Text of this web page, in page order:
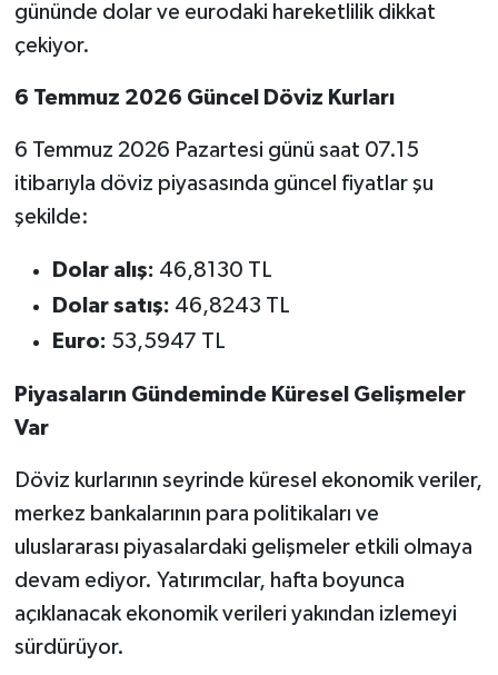
gününde dolar ve eurodaki hareketlilik dikkat
çekiyor.
6 Temmuz 2026 Güncel Döviz Kurları
6 Temmuz 2026 Pazartesi günü saat 07.15
itibarıyla döviz piyasasında güncel fiyatlar şu
şekilde:
Dolar alış: 46,8130 TL
Dolar satış: 46,8243 TL
Euro: 53,5947 TL
Piyasaların Gündeminde Küresel Gelişmeler
Var
Döviz kurlarının seyrinde küresel ekonomik veriler,
merkez bankalarının para politikaları ve
uluslararası piyasalardaki gelişmeler etkili olmaya
devam ediyor. Yatırımcılar, hafta boyunca
açıklanacak ekonomik verileri yakından izlemeyi
sürdürüyor.